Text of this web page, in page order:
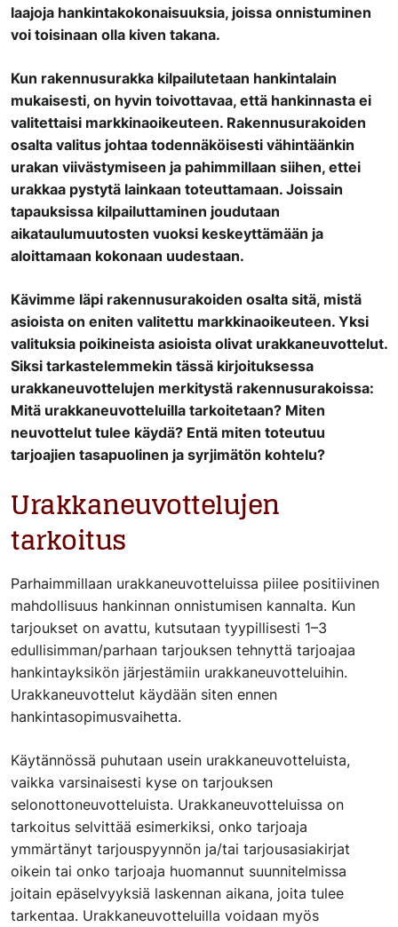
laajoja hankintakokonaisuuksia, joissa onnistuminen
voi toisinaan olla kiven takana.
Kun rakennusurakka kilpailutetaan hankintalain
mukaisesti, on hyvin toivottavaa, että hankinnasta ei
valitettaisi markkinaoikeuteen. Rakennusurakoiden
osalta valitus johtaa todennäköisesti vähintäänkin
urakan viivästymiseen ja pahimmillaan siihen, ettei
urakkaa pystytä lainkaan toteuttamaan. Joissain
tapauksissa kilpailuttaminen joudutaan
aikataulumuutosten vuoksi keskeyttämään ja
aloittamaan kokonaan uudestaan.
Kävimme läpi rakennusurakoiden osalta sitä, mistä
asioista on eniten valitettu markkinaoikeuteen. Yksi
valituksia poikineista asioista olivat urakkaneuvottelut.
Siksi tarkastelemmekin tässä kirjoituksessa
urakkaneuvottelujen merkitystä rakennusurakoissa:
Mitä urakkaneuvotteluilla tarkoitetaan? Miten
neuvottelut tulee käydä? Entä miten toteutuu
tarjoajien tasapuolinen ja syrjimätön kohtelu?
Urakkaneuvottelujen
tarkoitus
Parhaimmillaan urakkaneuvotteluissa piilee positiivinen
mahdollisuus hankinnan onnistumisen kannalta. Kun
tarjoukset on avattu, kutsutaan tyypillisesti 1–3
edullisimman/parhaan tarjouksen tehnyttä tarjoajaa
hankintayksikön järjestämiin urakkaneuvotteluihin.
Urakkaneuvottelut käydään siten ennen
hankintasopimusvaihetta.
Käytännössä puhutaan usein urakkaneuvotteluista,
vaikka varsinaisesti kyse on tarjouksen
selonottoneuvotteluista. Urakkaneuvotteluissa on
tarkoitus selvittää esimerkiksi, onko tarjoaja
ymmärtänyt tarjouspyynnön ja/tai tarjousasiakirjat
oikein tai onko tarjoaja huomannut suunnitelmissa
joitain epäselvyyksiä laskennan aikana, joita tulee
tarkentaa. Urakkaneuvotteluilla voidaan myös